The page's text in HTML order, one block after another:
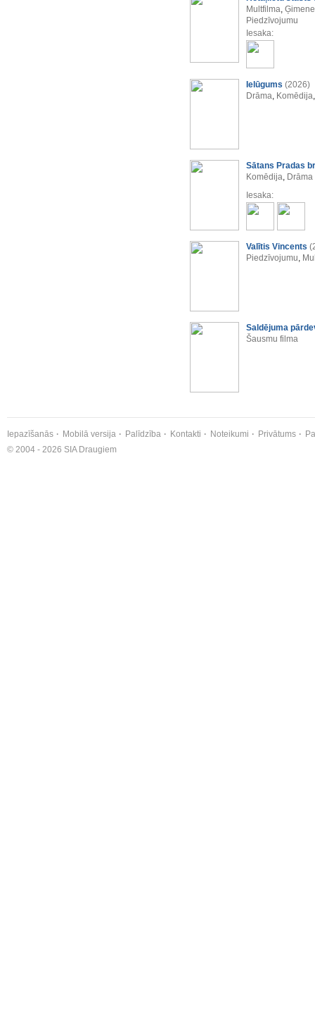
Multfilma,
Piedzīvojumu
Iesaka:
Ielūgums (2026)
Drāma, Komēdija
Sātans Pradas
Komēdija, Drāma
Iesaka:
Valītis Vincents
Piedzīvojumu,
Saldējuma
Šausmu filma
Iepazīšanās Mobilā versija Palīdzība Kontakti Noteikumi Privātums
© 2004 - 2026 SIA Draugiem